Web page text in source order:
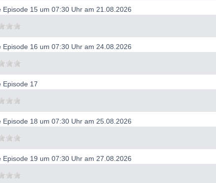
Episode 15 um 07:30 Uhr am 21.08.2026
Episode 16 um 07:30 Uhr am 24.08.2026
Episode 17
Episode 18 um 07:30 Uhr am 25.08.2026
Episode 19 um 07:30 Uhr am 27.08.2026